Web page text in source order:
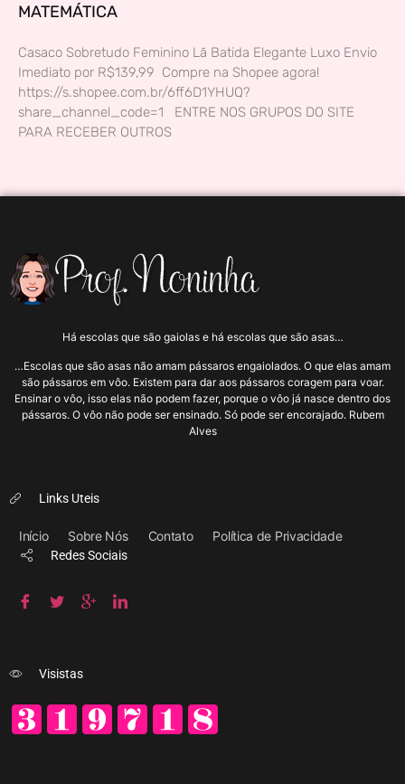
MATEMÁTICA
Casaco Sobretudo Feminino Lã Batida Elegante Luxo Envio
Imediato por R$139,99 Compre na Shopee agora!
https://s.shopee.com.br/6ff6D1YHUQ?
share_channel_code=1 ENTRE NOS GRUPOS DO SITE
PARA RECEBER OUTROS
Há escolas que são gaiolas e há escolas que são asas…
…Escolas que são asas não amam pássaros engaiolados. O que elas amam
são pássaros em vôo. Existem para dar aos pássaros coragem para voar.
Ensinar o vôo, isso elas não podem fazer, porque o vôo já nasce dentro dos
pássaros. O vôo não pode ser ensinado. Só pode ser encorajado. Rubem
Alves
Links Uteis
Início Sobre Nós Contato Política de Privacidade
Redes Sociais
Visistas